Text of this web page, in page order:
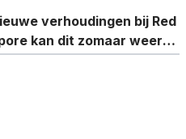
verhoudingen bij Red
kan dit zomaar weer